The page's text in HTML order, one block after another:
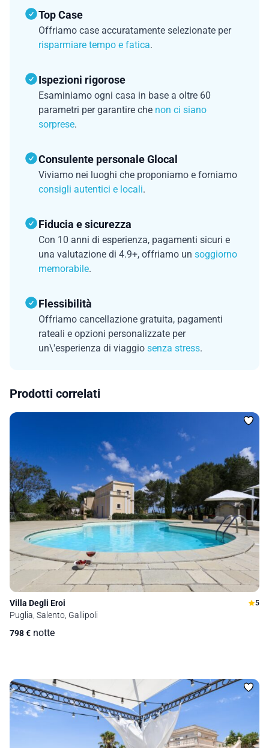
Top Case
Offriamo case accuratamente selezionate per
risparmiare tempo e fatica.
Ispezioni rigorose
Esaminiamo ogni casa in base a oltre 60
parametri per garantire che non ci siano
sorprese.
Consulente personale Glocal
Viviamo nei luoghi che proponiamo e forniamo
consigli autentici e locali.
Fiducia e sicurezza
Con 10 anni di esperienza, pagamenti sicuri e
una valutazione di 4.9+, offriamo un soggiorno
memorabile.
Flessibilità
Offriamo cancellazione gratuita, pagamenti
rateali e opzioni personalizzate per
un\'esperienza di viaggio senza stress.
Prodotti correlati
Villa Degli Eroi 5
Puglia, Salento, Gallipoli
798€ notte